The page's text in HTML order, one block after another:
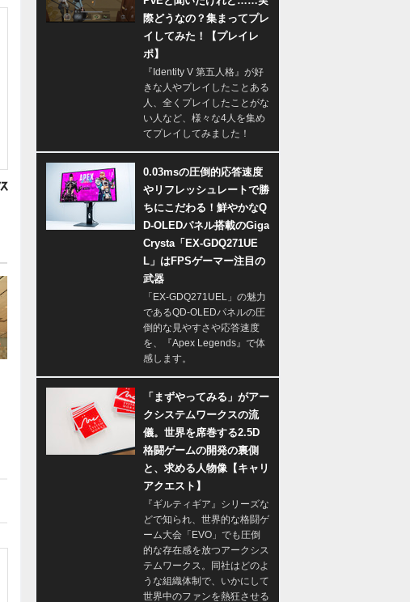
際どうなの？集まってプレ
イしてみた！【プレイレ
ポ】
『Identity V 第五人格』が好
きな人やプレイしたことある
人、全くプレイしたことがな
い人など、様々な4人を集め
てプレイしてみました！
0.03msの圧倒的応答速度
やリフレッシュレートで勝
ちにこだわる！鮮やかなQ
D-OLEDパネル搭載のGiga
Crysta「EX-GDQ271UE
L」はFPSゲーマー注目の
武器
「EX-GDQ271UEL」の魅力
であるQD-OLEDパネルの圧
倒的な見やすさや応答速度
を、『Apex Legends』で体
感します。
「まずやってみる」がアー
クシステムワークスの流
儀。世界を席巻する2.5D
格闘ゲームの開発の裏側
と、求める人物像【キャリ
アクエスト】
『ギルティギア』シリーズな
どで知られ、世界的な格闘ゲ
ーム大会「EVO」でも圧倒
的な存在感を放つアークシス
テムワークス。同社はどのよ
うな組織体制で、いかにして
世界中のファンを熱狂させる